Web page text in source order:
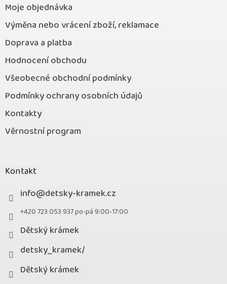
Moje objednávka
Výměna nebo vrácení zboží, reklamace
Doprava a platba
Hodnocení obchodu
Všeobecné obchodní podmínky
Podmínky ochrany osobních údajů
Kontakty
Věrnostní program
Kontakt
info@detsky-kramek.cz
+420 723 053 937 po-pá 9:00-17:00
Dětský krámek
detsky_kramek/
Dětský krámek